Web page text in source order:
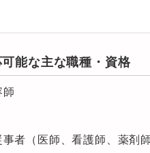
能な主な職種・資格
師
者（医師、看護師、薬剤